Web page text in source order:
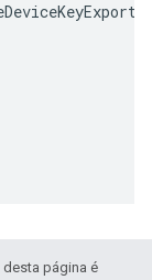
página é